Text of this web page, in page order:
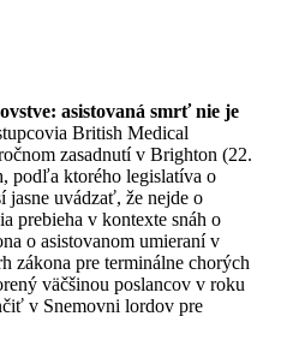
asistovaná smrť nie je
British Medical
zasadnutí v Brighton (22.
podľa ktorého legislatíva o
jasne uvádzať, že nejde o
prebieha v kontexte snáh o
o asistovanom umieraní v
zákona pre terminálne chorých
väčšinou poslancov v roku
v Snemovni lordov pre